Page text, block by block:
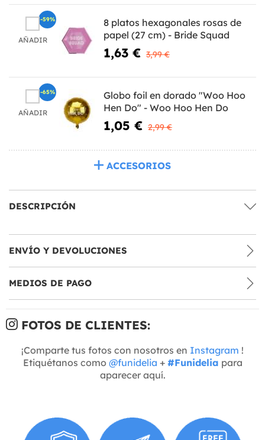
AÑADIR
8 platos hexagonales rosas de
papel (27 cm) - Bride Squad
1,63 € 3,99 €
-59%
AÑADIR
Globo foil en dorado "Woo Hoo
Hen Do" - Woo Hoo Hen Do
1,05 € 2,99 €
-65%
ACCESORIOS
DESCRIPCIÓN
ENVÍO Y DEVOLUCIONES
MEDIOS DE PAGO
FOTOS DE CLIENTES:
¡Comparte tus fotos con nosotros en Instagram !
Etiquétanos como @funidelia + #Funidelia para
aparecer aquí.